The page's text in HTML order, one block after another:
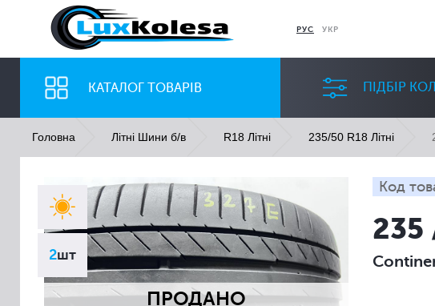
РУС УКР
КАТАЛОГ ТОВАРІВ ПІДБІР
ШИНИ ДИСКИ
Ширина
Всі
Профіль
Всі
Діаметр
Всі
Головна Літні Шини б/в R18 Літні 235/50 R18 Літні
ПРОДАНО
2шт
Код
235